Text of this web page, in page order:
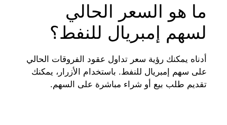
ما هو السعر الحالي
لسهم إمبريال للنفط؟
أدناه يمكنك رؤية سعر تداول عقود الفروقات الحالي
على سهم إمبريال للنفط. باستخدام الأزرار، يمكنك
تقديم طلب بيع أو شراء مباشرة على السهم.